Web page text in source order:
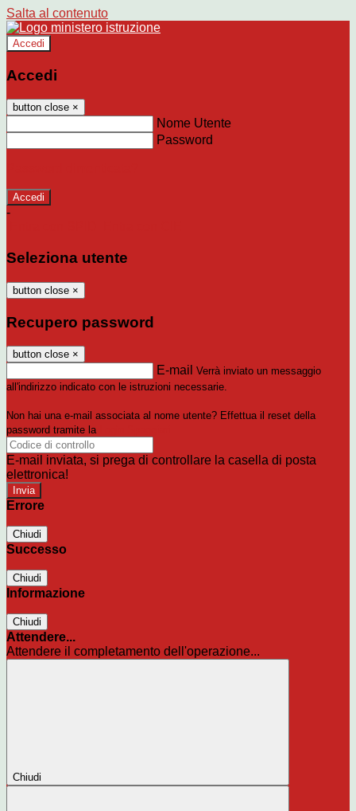
Salta al contenuto
Accedi
Accedi
button close ×
Nome Utente
Password
-
Seleziona utente
button close ×
Recupero password
button close ×
E-mail Verrà inviato un messaggio
all'indirizzo indicato con le istruzioni necessarie.
Non hai una e-mail associata al nome utente? Effettua il reset della
password tramite la
E-mail inviata, si prega di controllare la casella di posta
elettronica!
Errore
Chiudi
Successo
Chiudi
Informazione
Chiudi
Attendere...
Attendere il completamento dell'operazione...
Chiudi